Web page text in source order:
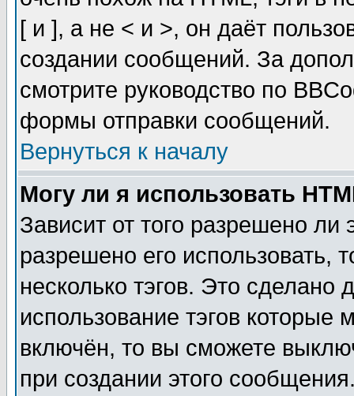
[ и ], а не < и >, он даёт
создании сообщений. За
смотрите руководство по
формы отправки сообщений.
Вернуться к началу
Могу ли я использовать
Зависит от того разрешено
разрешено его использовать,
несколько тэгов. Это сделано
использование тэгов
включён, то вы сможете
при создании этого